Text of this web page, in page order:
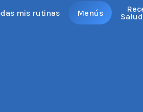
mis rutinas Menús